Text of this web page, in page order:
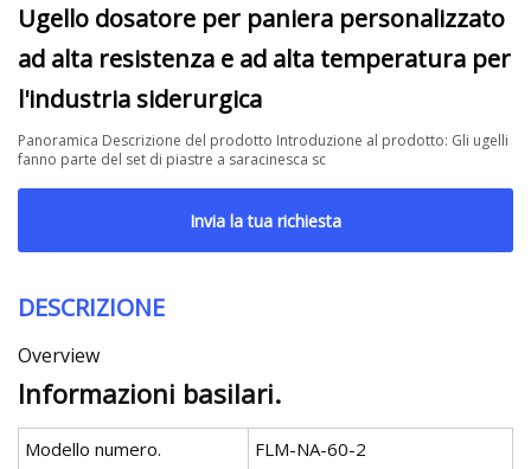
Ugello dosatore per paniera personalizzato
ad alta resistenza e ad alta temperatura per
l'industria siderurgica
Panoramica Descrizione del prodotto Introduzione al prodotto: Gli ugelli
fanno parte del set di piastre a saracinesca sc
Invia la tua richiesta
DESCRIZIONE
Overview
Informazioni basilari.
Modello numero.
FLM-NA-60-2